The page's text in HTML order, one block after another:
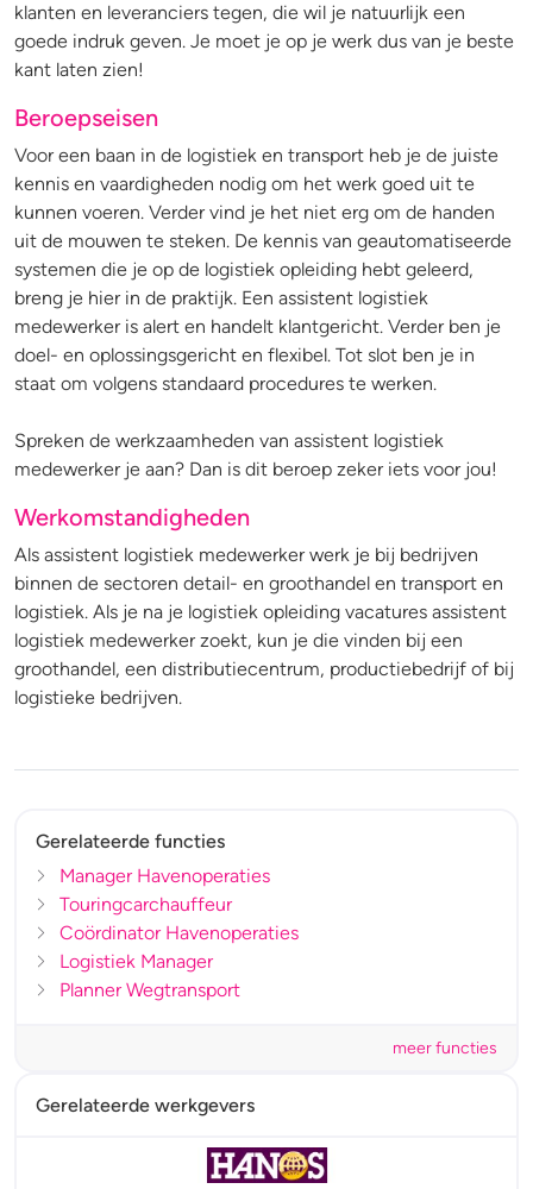
klanten en leveranciers tegen, die wil je natuurlijk een
goede indruk geven. Je moet je op je werk dus van je beste
kant laten zien!
Beroepseisen
Voor een baan in de logistiek en transport heb je de juiste
kennis en vaardigheden nodig om het werk goed uit te
kunnen voeren. Verder vind je het niet erg om de handen
uit de mouwen te steken. De kennis van geautomatiseerde
systemen die je op de logistiek opleiding hebt geleerd,
breng je hier in de praktijk. Een assistent logistiek
medewerker is alert en handelt klantgericht. Verder ben je
doel- en oplossingsgericht en flexibel. Tot slot ben je in
staat om volgens standaard procedures te werken.
Spreken de werkzaamheden van assistent logistiek
medewerker je aan? Dan is dit beroep zeker iets voor jou!
Werkomstandigheden
Als assistent logistiek medewerker werk je bij bedrijven
binnen de sectoren detail- en groothandel en transport en
logistiek. Als je na je logistiek opleiding vacatures assistent
logistiek medewerker zoekt, kun je die vinden bij een
groothandel, een distributiecentrum, productiebedrijf of bij
logistieke bedrijven.
Gerelateerde functies
Manager Havenoperaties
Touringcarchauffeur
Coördinator Havenoperaties
Logistiek Manager
Planner Wegtransport
meer functies
Gerelateerde werkgevers